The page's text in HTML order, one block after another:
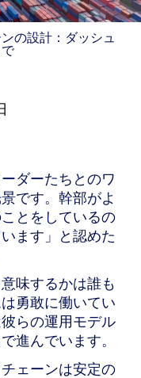
の設計：ダッシュ
ダーたちとのワ
です。幹部がよ
とをしているの
ます」と認めた
味するかは誰も
勇敢に働いてい
らの運用モデル
進んでいます。
ェーンは安定の